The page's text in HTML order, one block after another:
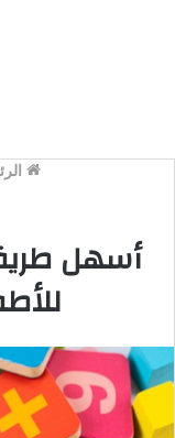
أسهل